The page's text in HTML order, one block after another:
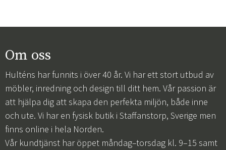
Om oss
Hulténs har funnits i över 40 år. Vi har ett stort utbud av
möbler, inredning och design till ditt hem. Vår passion är
att hjälpa dig att skapa den perfekta miljön, både inne
och ute. Vi har en fysisk butik i Staffanstorp, Sverige men
finns online i hela Norden.
Vår kundtjänst har öppet måndag–torsdag kl. 9–15 samt